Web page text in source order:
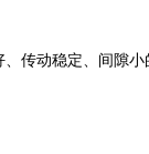
动稳定、间隙小